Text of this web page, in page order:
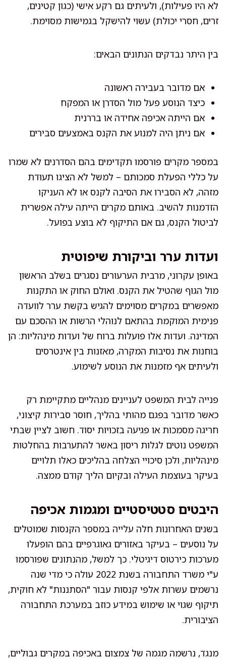
לא היו פעילות), ולעיתים גם רקע אישי (כגון קטינים,
זרים, חסרי יכולת) עשוי להישקל בגמישות מסוימת.
בין היתר נבדקים הנתונים הבאים:
אם מדובר בעבירה ראשונה
כיצד הנוסע פעל מול הסדרן או המפקח
אם הייתה אכיפה אחידה או בררנית
אם ניתן היה למנוע את הקנס באמצעים סבירים
במספר מקרים פורסמו תקדימים בהם הסדרנים לא שמרו
על כללי הפעלת סמכותם – למשל לא הציגו תעודת
מזהה, לא הסבירו את הסיבה לקנס או לא העניקו
הזדמנות להשיב. באותם מקרים הייתה עילה אפשרית
לביטול הקנס, גם אם התיקוף לא בוצע בפועל.
ועדות ערר וביקורת שיפוטית
באופן עקרוני, מרבית הערעורים נסגרים בשלב הראשון
מול הגוף שהטיל את הקנס. ואולם החוק או התקנות
מאפשרים במקרים מסוימים להגיש בקשת ערר לוועדה
פנימית המוקמת בהתאם לנוהלי הרשות או ההסכם עם
המדינה. ועדות אלו פועלות ברוח של ועדות מינהליות: הן
בוחנות את נסיבות המקרה, מאזנות בין אינטרסים
ולעיתים אף מזמנות את הנוסע לשימוע.
פנייה לבית המשפט לעניינים מנהליים מתקיימת רק
כאשר מדובר בפגם מהותי בהליך, חוסר סבירות קיצוני,
חריגה מסמכות או פגיעה בזכויות יסוד. חשוב לציין שבתי
המשפט נוטים לגלות ריסון באשר להתערבות בהחלטות
מינהליות, ולכן סיכויי הצלחה בהליכים כאלו תלויים
בעיקר בעוצמת העילה ובקיום הליך קודם ממצה.
היבטים סטטיסטיים ומגמות אכיפה
בשנים האחרונות חלה עלייה במספר הקנסות שמוטלים
על נוסעים – בעיקר באזורים גאוגרפיים בהם הופעלו
מערכות כירטוס דיגיטלי. כך למשל, מהנתונים שפורסמו
ע"י משרד התחבורה בשנת 2022 עולה כי מדי שנה
נרשמים עשרות אלפי קנסות עבור "הסתננות" לא חוקית,
תיקוף שגוי או שימוש במידע כוזב במערכת התחבורה
הציבורית.
מנגד, נרשמה מגמה של צמצום באכיפה במקרים גבוליים,